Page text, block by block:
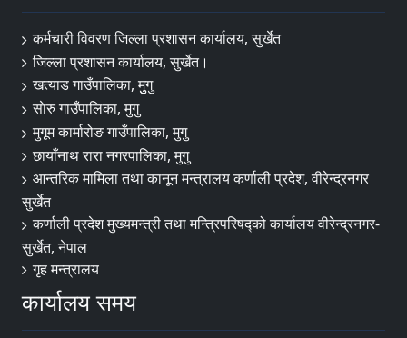
कर्मचारी विवरण जिल्ला प्रशासन कार्यालय, सुर्खेत
जिल्ला प्रशासन कार्यालय, सुर्खेत।
खत्याड गाउँपालिका, मुुगु
साेरु गाउँपालिका, मुगु
मुगूम कार्मारोङ गाउँपालिका, मुगु
छायाँनाथ रारा नगरपालिका, मुगु
आन्तरिक मामिला तथा कानून मन्त्रालय कर्णाली प्रदेश, वीरेन्द्रनगर
सुर्खेत
कर्णाली प्रदेश मुख्यमन्त्री तथा मन्त्रिपरिषद्को कार्यालय वीरेन्द्रनगर-
सुर्खेत, नेपाल
गृह मन्त्रालय
कार्यालय समय